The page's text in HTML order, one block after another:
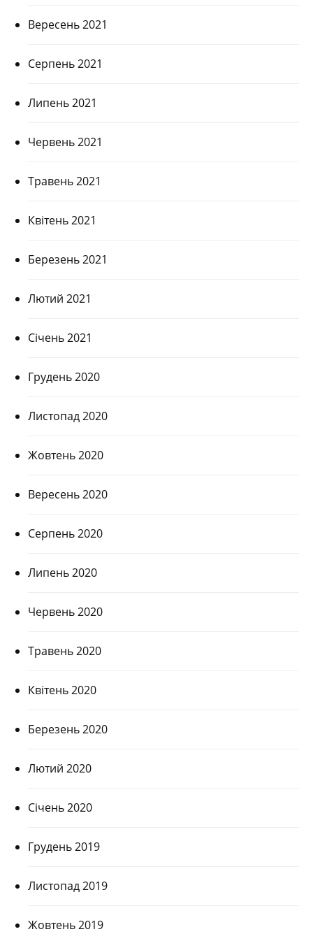
Вересень 2021
Серпень 2021
Липень 2021
Червень 2021
Травень 2021
Квітень 2021
Березень 2021
Лютий 2021
Січень 2021
Грудень 2020
Листопад 2020
Жовтень 2020
Вересень 2020
Серпень 2020
Липень 2020
Червень 2020
Травень 2020
Квітень 2020
Березень 2020
Лютий 2020
Січень 2020
Грудень 2019
Листопад 2019
Жовтень 2019